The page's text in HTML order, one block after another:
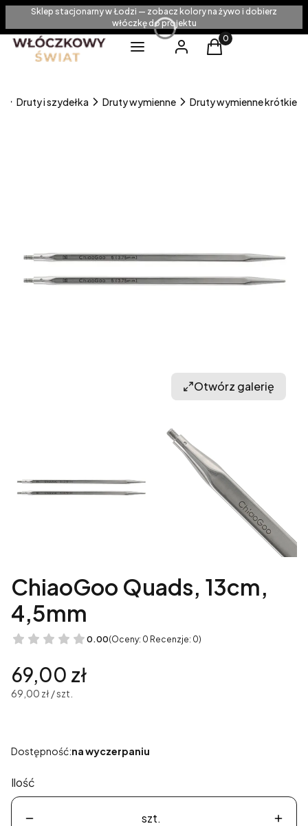
Sklep stacjonarny w Łodzi — zobacz kolory na żywo i dobierz
włóczkę do projektu
Menu
Zaloguj sięProdukty w
Koszyk
Druty i szydełka Druty wymienne Druty wymienne krótkie
Otwórz galerię
ChiaoGoo Quads, 13cm,
4,5mm
0.00(Oceny: 0 Recenzje: 0)
Cena
69,00 zł
69,00 zł / szt.
Dostępność:na wyczerpaniu
Ilość
szt.